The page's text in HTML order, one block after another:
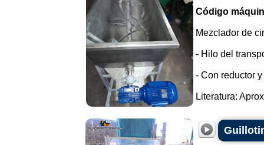
Código
Mezclador de
- Hilo del
- Con reductor y
Literatura: